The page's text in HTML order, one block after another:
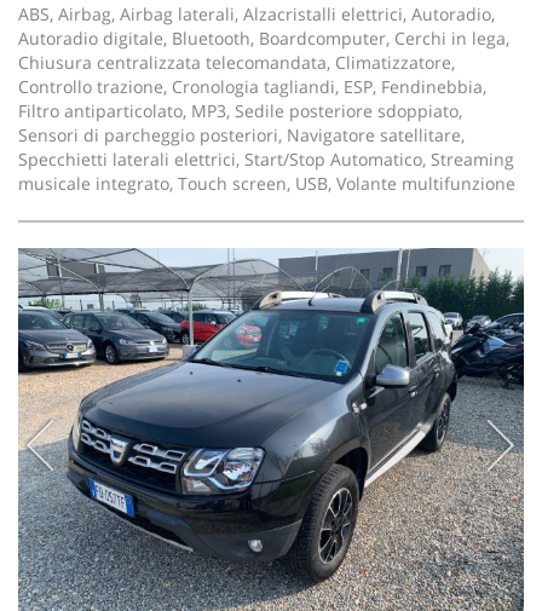
ABS, Airbag, Airbag laterali, Alzacristalli elettrici, Autoradio,
Autoradio digitale, Bluetooth, Boardcomputer, Cerchi in lega,
Chiusura centralizzata telecomandata, Climatizzatore,
Controllo trazione, Cronologia tagliandi, ESP, Fendinebbia,
Filtro antiparticolato, MP3, Sedile posteriore sdoppiato,
Sensori di parcheggio posteriori, Navigatore satellitare,
Specchietti laterali elettrici, Start/Stop Automatico, Streaming
musicale integrato, Touch screen, USB, Volante multifunzione